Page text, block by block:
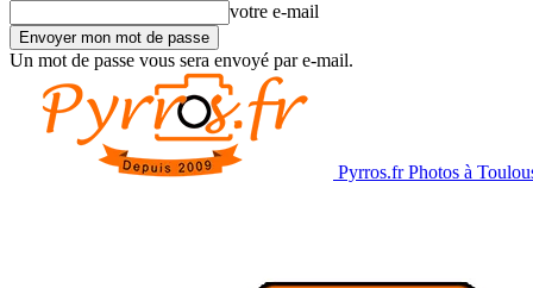
votre e-mail
Un mot de passe vous sera envoyé par e-mail.
Pyrros.fr Photos à